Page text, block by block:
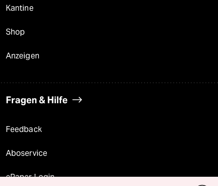
Kantine
Shop
Anzeigen
Fragen & Hilfe
Feedback
Aboservice
ePaper Login